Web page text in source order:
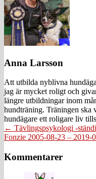
Anna Larsson
Att utbilda nyblivna
jag är mycket roligt och
längre utbildningar inom
hundträning. Träningen ska
hundägare ett roligare liv
Posts
navigation
← Tävlingspsykologi -
Fonzie 2005-08-23 – 2019-
Kommentarer